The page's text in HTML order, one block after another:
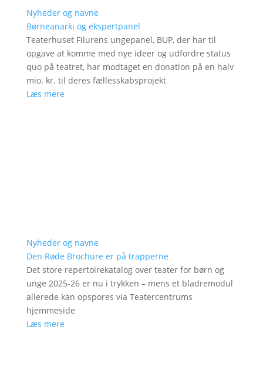
Nyheder og navne
Børneanarki og ekspertpanel
Teaterhuset Filurens ungepanel, BUP, der har til
opgave at komme med nye ideer og udfordre status
quo på teatret, har modtaget en donation på en halv
mio. kr. til deres fællesskabsprojekt
Læs mere
Nyheder og navne
Den Røde Brochure er på trapperne
Det store repertoirekatalog over teater for børn og
unge 2025-26 er nu i trykken – mens et bladremodul
allerede kan opspores via Teatercentrums
hjemmeside
Læs mere